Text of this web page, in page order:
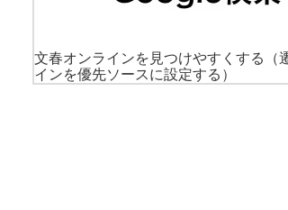
文春オンラインを見つけやすくする
インを優先ソースに設定する）